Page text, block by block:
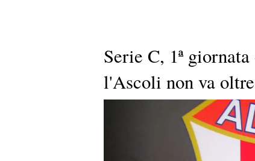
Serie C, 1ª
l'Ascoli non va